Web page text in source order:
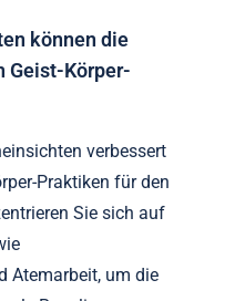
können die
Geist-Körper-
verbessert
Praktiken für den
Sie sich auf
Atemarbeit, um die